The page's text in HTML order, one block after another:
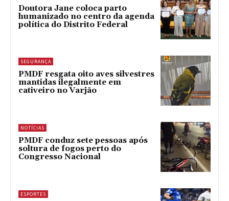
Doutora Jane coloca parto
humanizado no centro da agenda
política do Distrito Federal
SEGURANÇA
PMDF resgata oito aves silvestres
mantidas ilegalmente em
cativeiro no Varjão
NOTÍCIAS
PMDF conduz sete pessoas após
soltura de fogos perto do
Congresso Nacional
ESPORTES